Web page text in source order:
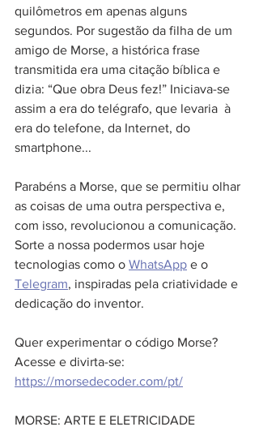
quilômetros em apenas alguns
segundos. Por sugestão da filha de um
amigo de Morse, a histórica frase
transmitida era uma citação bíblica e
dizia: “Que obra Deus fez!” Iniciava-se
assim a era do telégrafo, que levaria  à
era do telefone, da Internet, do
smartphone...
Parabéns a Morse, que se permitiu olhar
as coisas de uma outra perspectiva e,
com isso, revolucionou a comunicação.
Sorte a nossa podermos usar hoje
tecnologias como o WhatsApp e o
Telegram, inspiradas pela criatividade e
dedicação do inventor.
Quer experimentar o código Morse?
Acesse e divirta-se:
https://morsedecoder.com/pt/
MORSE: ARTE E ELETRICIDADE